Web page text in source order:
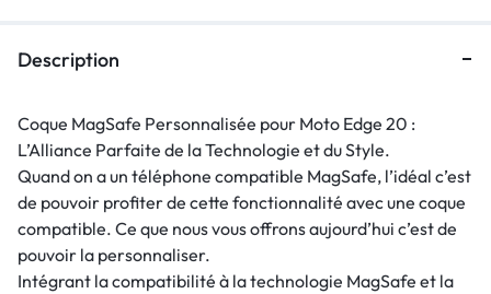
Description
Coque MagSafe Personnalisée pour Moto Edge 20 :
L’Alliance Parfaite de la Technologie et du Style.
Quand on a un téléphone compatible MagSafe, l’idéal c’est
de pouvoir profiter de cette fonctionnalité avec une coque
compatible. Ce que nous vous offrons aujourd’hui c’est de
pouvoir la personnaliser.
Intégrant la compatibilité à la technologie MagSafe et la